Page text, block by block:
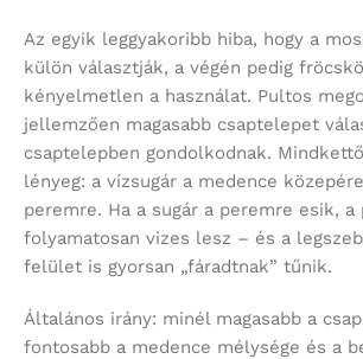
Az egyik leggyakoribb hiba, hogy a
külön választják, a végén pedig
kényelmetlen a használat. Pultos
jellemzően magasabb csaptelepet
csaptelepben gondolkodnak.
lényeg: a vízsugár a medence
peremre. Ha a sugár a peremre esik,
folyamatosan vizes lesz – és a
felület is gyorsan „fáradtnak” tűnik.
Általános irány: minél magasabb a
fontosabb a medence mélysége és a